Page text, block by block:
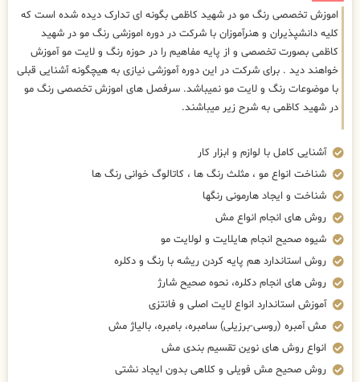
اموزش تخصصی رنگ مو در شهید کاظمی بگونه ای تدارک دیده شده است که
کلیه دانشپذیران و هنرآموزان با شرکت در دوره اموزشی رنگ مو در شهید
کاظمی بصورت تخصصی و از پایه مفاهیم را در حوزه رنگ و لایت مو آموزش
خواهند دید . برای شرکت در این دوره آموزشی نیازی به هیچگونه آشنایی قبلی
با موضوعات رنگ و لایت مو نمیباشد. سرفصل های اموزش تخصصی رنگ مو
در شهید کاظمی به شرح زیر میباشند.
آشنایی کامل با لوازم و ابزار کار
شناخت انواع مو ، مثلث رنگ ها ، کاتالوگ خوانی رنگ ها
شناخت و ایجاد هارمونی رنگها
روش های انجام انواع مش
شیوه صحیح انجام هایلایت و لولایت مو
روش استاندارد هم پایه کردن ریشه با رنگ و دکلره
روش های انجام دکلره، نحوه صحیح شارژ
آموزش استاندارد انواع لایت اصلی و فانتزی
مش آمبره (روسی-برزیلی) سامبره، بامبره، بالیاژ مش
انواع روش های نوین تقسیم بندی مش
روش صحیح مش فویلی و کلاهی بدون ایجاد نشتی